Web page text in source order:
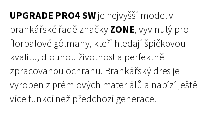
UPGRADE PRO4 SWje nejvyšší model v
brankářské řadě značkyZONE, vyvinutý pro
florbalové gólmany, kteří hledají špičkovou
kvalitu, dlouhou životnost a perfektně
zpracovanou ochranu. Brankářský dres je
vyroben z prémiových materiálů a nabízí ještě
více funkcí než předchozí generace.